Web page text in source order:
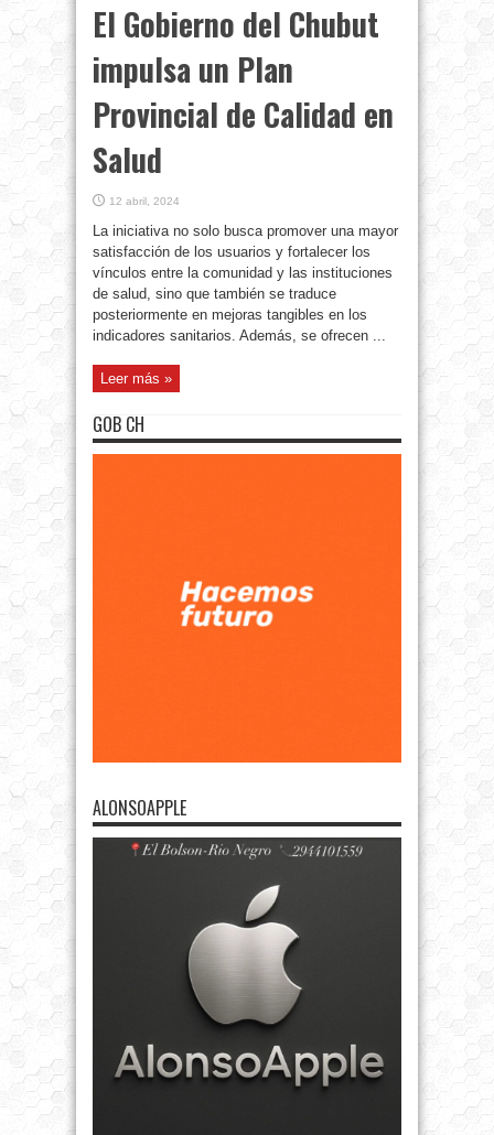
El Gobierno del Chubut
impulsa un Plan
Provincial de Calidad en
Salud
12 abril, 2024
La iniciativa no solo busca promover una mayor
satisfacción de los usuarios y fortalecer los
vínculos entre la comunidad y las instituciones
de salud, sino que también se traduce
posteriormente en mejoras tangibles en los
indicadores sanitarios. Además, se ofrecen ...
Leer más »
GOB CH
ALONSOAPPLE